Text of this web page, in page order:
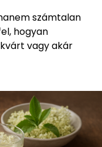
számtalan
hogyan
vagy akár